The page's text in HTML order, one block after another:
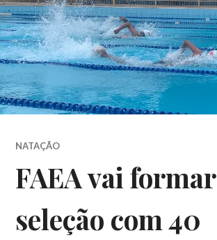
NATAÇÃO
FAEA vai formar
seleção com 40